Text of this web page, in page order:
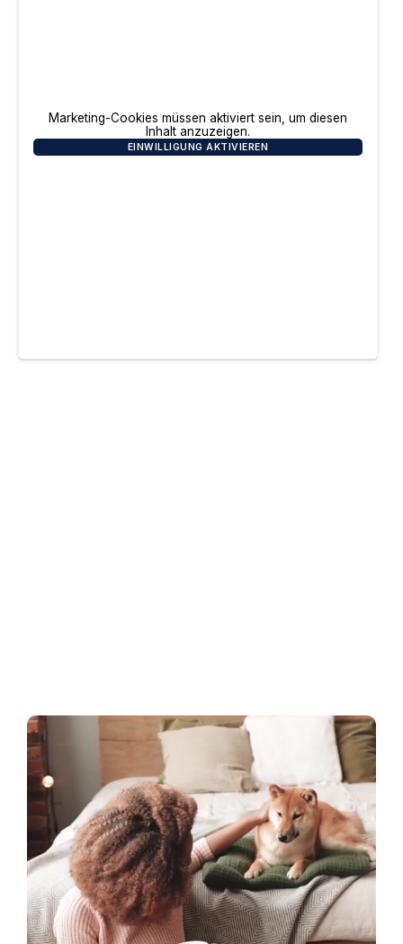
Marketing-Cookies müssen aktiviert sein, um diesen
Inhalt anzuzeigen.
EINWILLIGUNG AKTIVIEREN